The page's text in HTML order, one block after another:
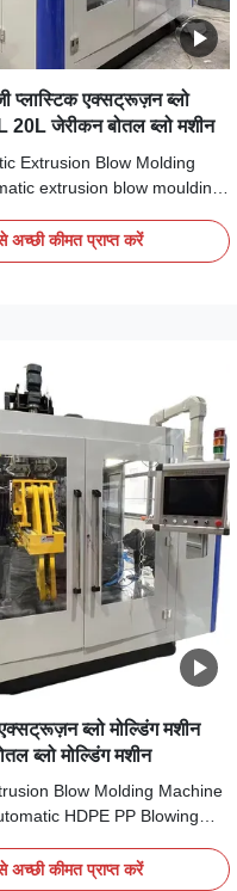
प्लास्टिक एक्सट्रूज़न ब्लो
20L जेरीकन बोतल ब्लो मशीन
Extrusion Blow Molding
extrusion blow moulding
featuring Mitsubishi PLC
with 300kg/h output
अच्छी कीमत प्राप्त करें
ब्लो मोल्डिंग मशीन
ब्लो मोल्डिंग मशीन
Blow Molding Machine
HDPE PP Blowing
extrusion blow molding
अच्छी कीमत प्राप्त करें